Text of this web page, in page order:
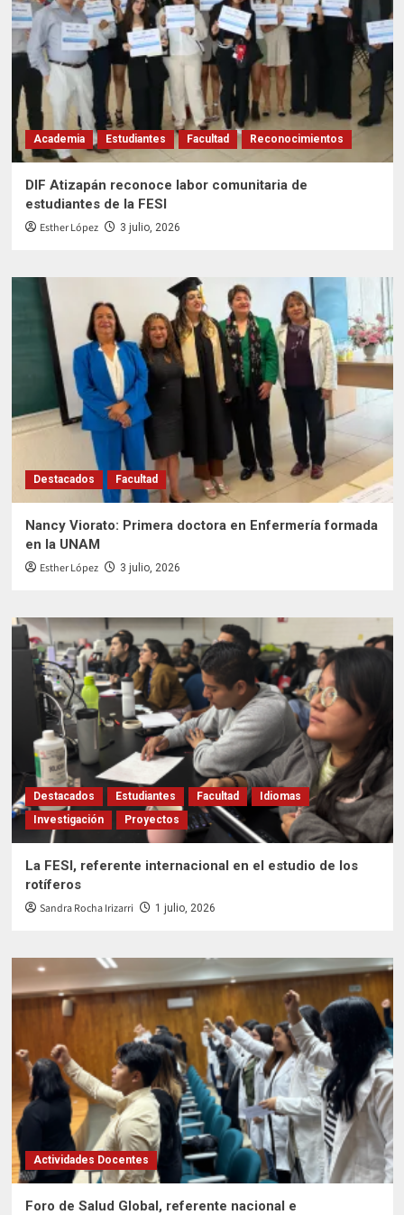
Academia Estudiantes Facultad Reconocimientos
DIF Atizapán reconoce labor comunitaria de
estudiantes de la FESI
Esther López 3 julio, 2026
Destacados Facultad
Nancy Viorato: Primera doctora en Enfermería formada
en la UNAM
Esther López 3 julio, 2026
Destacados Estudiantes Facultad
Idiomas
Investigación
Proyectos
La FESI, referente internacional en el estudio de los
rotíferos
Sandra Rocha Irizarri 1 julio, 2026
Actividades Docentes
Foro de Salud Global, referente nacional e